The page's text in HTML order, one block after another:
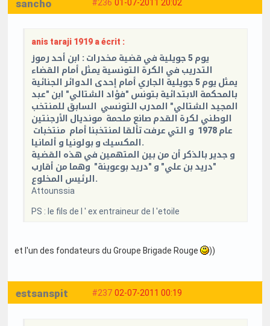
#236 01-07-2011 20:02
sancho
anis taraji 1919 a écrit :
يوم 5 جويلية في قضية مخدرات : ابن أحد رموز
التدريب في الكرة التونسية يمثل أمام القضاء
يمثل يوم 5 جويلية الجاري أمام إحدى الدوائر الجنائية
بالمحكمة الابتدائية بتونس "فؤاد الشتالي" ابن "عبد
المجيد الشتالي" المدرب التونسي السابق للمنتخب
الوطني لكرة القدم صانع ملحمة مونديال الأرجنتين
عام 1978 و التي عرفت تألقا لمنتخبنا أمام منتخبات
المكسيك و بولونيا و ألمانيا.
و جدير بالذكر أن من بين المتهمين في هذه القضية
"دريد بن علي" و "دريد بوعوينة" وهما من أقارب
الرئيس المخلوع.
Attounssia
PS : le fils de l ' ex entraineur de l 'etoile
et l'un des fondateurs du Groupe Brigade Rouge ))
#237 02-07-2011 00:19
estsanspit